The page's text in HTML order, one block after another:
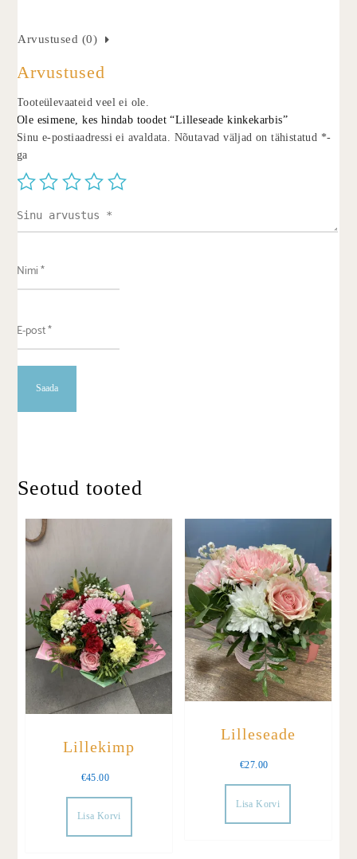
Arvustused (0)
Arvustused
Tooteülevaateid veel ei ole.
Ole esimene, kes hindab toodet “Lilleseade kinkekarbis”
Sinu e-postiaadressi ei avaldata. Nõutavad väljad on tähistatud *-
ga
Seotud tooted
Lillekimp
€45.00
Lisa Korvi
Lilleseade
€27.00
Lisa Korvi